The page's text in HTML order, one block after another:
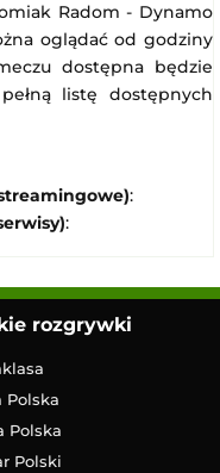
Radom - Dynamo
oglądać od godziny
dostępna będzie
listę dostępnych
:
:
rozgrywki
Polska
Polska
Polski